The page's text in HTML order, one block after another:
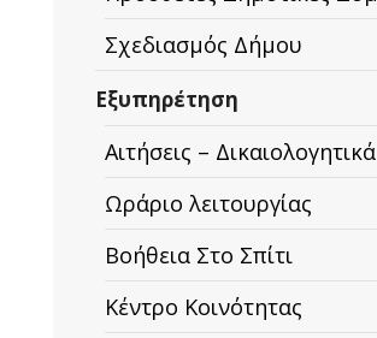
Σχεδιασμός Δήμου
Εξυπηρέτηση
Αιτήσεις – Δικαιολογητικά
Ωράριο λειτουργίας
Βοήθεια Στο Σπίτι
Κέντρο Κοινότητας